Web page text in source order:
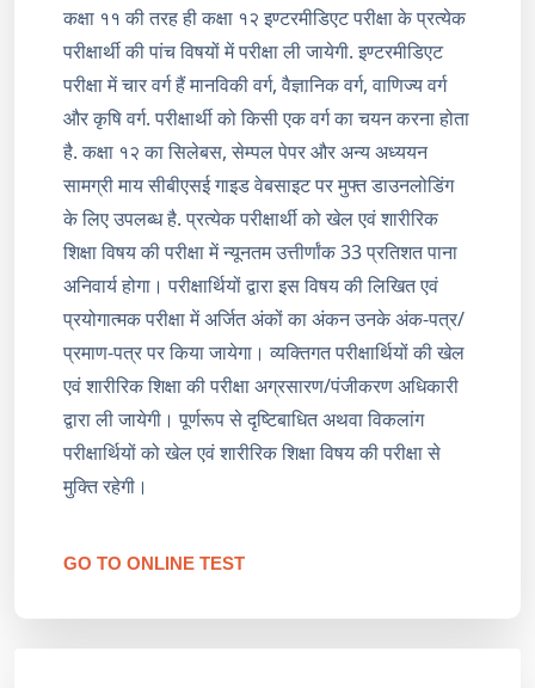
कक्षा ११ की तरह ही कक्षा १२ इण्टरमीडिएट परीक्षा के प्रत्येक
परीक्षार्थी की पांच विषयों में परीक्षा ली जायेगी. इण्टरमीडिएट
परीक्षा में चार वर्ग हैं मानविकी वर्ग, वैज्ञानिक वर्ग, वाणिज्य वर्ग
और कृषि वर्ग. परीक्षार्थी को किसी एक वर्ग का चयन करना होता
है. कक्षा १२ का सिलेबस, सेम्पल पेपर और अन्य अध्ययन
सामग्री माय सीबीएसई गाइड वेबसाइट पर मुफ्त डाउनलोडिंग
के लिए उपलब्ध है. प्रत्येक परीक्षार्थी को खेल एवं शारीरिक
शिक्षा विषय की परीक्षा में न्यूनतम उत्तीर्णांक 33 प्रतिशत पाना
अनिवार्य होगा। परीक्षार्थियों द्वारा इस विषय की लिखित एवं
प्रयोगात्मक परीक्षा में अर्जित अंकों का अंकन उनके अंक-पत्र/
प्रमाण-पत्र पर किया जायेगा। व्यक्तिगत परीक्षार्थियों की खेल
एवं शारीरिक शिक्षा की परीक्षा अग्रसारण/पंजीकरण अधिकारी
द्वारा ली जायेगी। पूर्णरूप से दृष्टिबाधित अथवा विकलांग
परीक्षार्थियों को खेल एवं शारीरिक शिक्षा विषय की परीक्षा से
मुक्ति रहेगी।
GO TO ONLINE TEST